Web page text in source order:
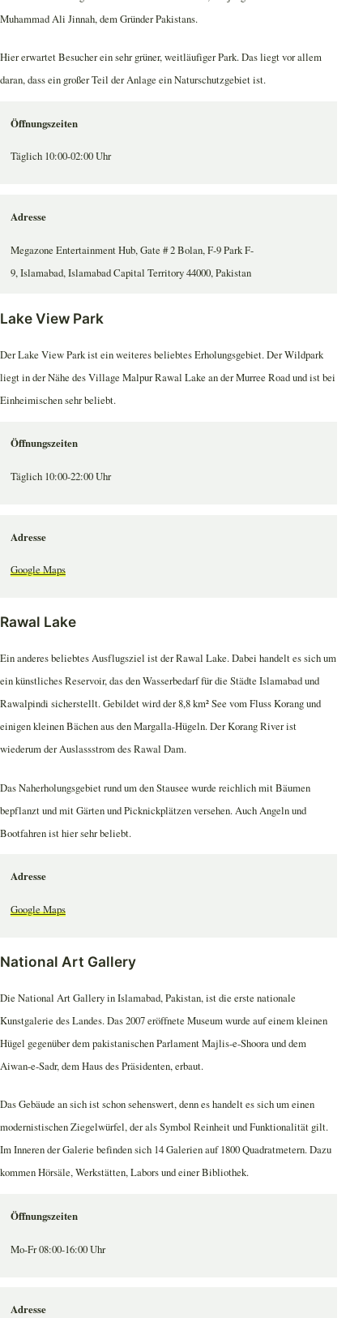
Muhammad Ali Jinnah, dem Gründer Pakistans.
Hier erwartet Besucher ein sehr grüner, weitläufiger Park. Das liegt vor allem
daran, dass ein großer Teil der Anlage ein Naturschutzgebiet ist.
Öffnungszeiten
Täglich 10:00-02:00 Uhr
Adresse
Megazone Entertainment Hub, Gate # 2 Bolan, F-9 Park F-
9, Islamabad, Islamabad Capital Territory 44000, Pakistan
Lake View Park
Der Lake View Park ist ein weiteres beliebtes Erholungsgebiet. Der Wildpark
liegt in der Nähe des Village Malpur Rawal Lake an der Murree Road und ist bei
Einheimischen sehr beliebt.
Öffnungszeiten
Täglich 10:00-22:00 Uhr
Adresse
Google Maps
Rawal Lake
Ein anderes beliebtes Ausflugsziel ist der Rawal Lake. Dabei handelt es sich um
ein künstliches Reservoir, das den Wasserbedarf für die Städte Islamabad und
Rawalpindi sicherstellt. Gebildet wird der 8,8 km² See vom Fluss Korang und
einigen kleinen Bächen aus den Margalla-Hügeln. Der Korang River ist
wiederum der Auslassstrom des Rawal Dam.
Das Naherholungsgebiet rund um den Stausee wurde reichlich mit Bäumen
bepflanzt und mit Gärten und Picknickplätzen versehen. Auch Angeln und
Bootfahren ist hier sehr beliebt.
Adresse
Google Maps
National Art Gallery
Die National Art Gallery in Islamabad, Pakistan, ist die erste nationale
Kunstgalerie des Landes. Das 2007 eröffnete Museum wurde auf einem kleinen
Hügel gegenüber dem pakistanischen Parlament Majlis-e-Shoora und dem
Aiwan-e-Sadr, dem Haus des Präsidenten, erbaut.
Das Gebäude an sich ist schon sehenswert, denn es handelt es sich um einen
modernistischen Ziegelwürfel, der als Symbol Reinheit und Funktionalität gilt.
Im Inneren der Galerie befinden sich 14 Galerien auf 1800 Quadratmetern. Dazu
kommen Hörsäle, Werkstätten, Labors und einer Bibliothek.
Öffnungszeiten
Mo-Fr 08:00-16:00 Uhr
Adresse